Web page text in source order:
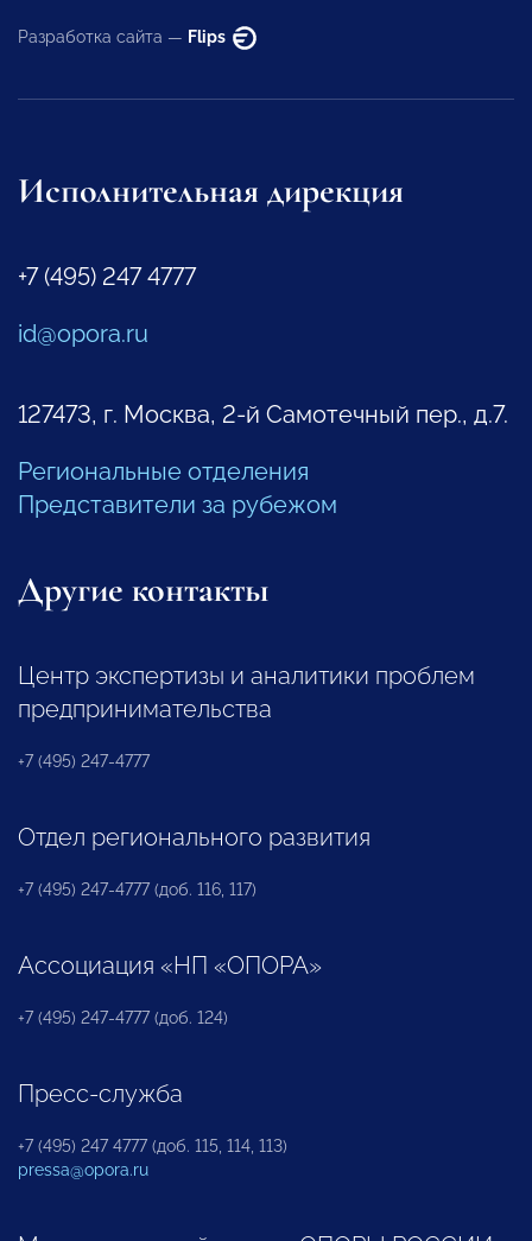
Разработка сайта — Flips
Исполнительная дирекция
+7 (495) 247 4777
id@opora.ru
127473, г. Москва, 2-й Самотечный пер., д.7.
Региональные отделения
Представители за рубежом
Другие контакты
Центр экспертизы и аналитики проблем
предпринимательства
+7 (495) 247-4777
Отдел регионального развития
+7 (495) 247-4777 (доб. 116, 117)
Ассоциация «НП «ОПОРА»
+7 (495) 247-4777 (доб. 124)
Пресс-служба
+7 (495) 247 4777 (доб. 115, 114, 113)
pressa@opora.ru